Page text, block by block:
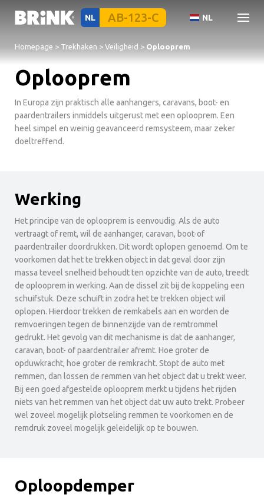
NL NL
Homepage > Trekhaken > Veiligheid > Oplooprem
Oplooprem
In Europa zijn praktisch alle aanhangers, caravans, boot- en
paardentrailers inmiddels uitgerust met een oplooprem. Een
heel simpel en weinig geavanceerd remsysteem, maar zeker
doeltreffend.
Werking
Het principe van de oplooprem is eenvoudig. Als de auto
vertraagt of remt, wil de aanhanger, caravan, boot-of
paardentrailer doordrukken. Dit wordt oplopen genoemd. Om te
voorkomen dat het te trekken object in dat geval door zijn
massa teveel snelheid behoudt ten opzichte van de auto, treedt
de oplooprem in werking. Aan de dissel zit bij de koppeling een
schuifstuk. Deze schuift in zodra het te trekken object wil
oplopen. Hierdoor trekken de remkabels aan en worden de
remvoeringen tegen de binnenzijde van de remtrommel
gedrukt. Het gevolg van dit mechanisme is dat de aanhanger,
caravan, boot- of paardentrailer afremt. Hoe groter de
opduwkracht, hoe groter de remkracht. Stopt de auto met
remmen, dan lossen de remmen van het object dat u trekt weer.
Bij een goed afgestelde oplooprem merkt u tijdens het rijden
niets van het remmen van het object dat uw auto trekt. Probeer
wel zoveel mogelijk plotseling remmen te voorkomen en de
remdruk zoveel mogelijk geleidelijk op te bouwen.
Oploopdemper